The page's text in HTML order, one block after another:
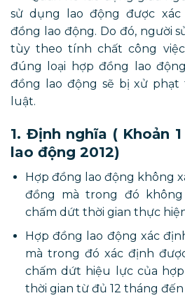
sử dụng lao động được
đồng lao động. Do đó, người
tùy theo tính chất công
đúng loại hợp đồng lao
đồng lao động sẽ bị xử
luật.
1. Định nghĩa ( Khoản
lao động 2012)
Hợp đồng lao động không
đồng mà trong đó
chấm dứt thời gian thực
Hợp đồng lao động xác
mà trong đó xác định
chấm dứt hiệu lực của
thời gian từ đủ 12 tháng